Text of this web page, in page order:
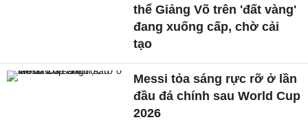
thể Giảng Võ trên 'đất vàng'
đang xuống cấp, chờ cải
tạo
Messi tỏa sáng rực rỡ ở lần
đầu đá chính sau World Cup
2026